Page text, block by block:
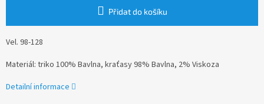
Přidat do košíku
Vel. 98-128
Materiál: triko 100% Bavlna, kraťasy 98% Bavlna, 2% Viskoza
Detailní informace